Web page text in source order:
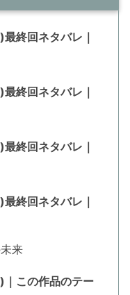
終回ネタバレ｜
終回ネタバレ｜
終回ネタバレ｜
終回ネタバレ｜
来
｜この作品のテー